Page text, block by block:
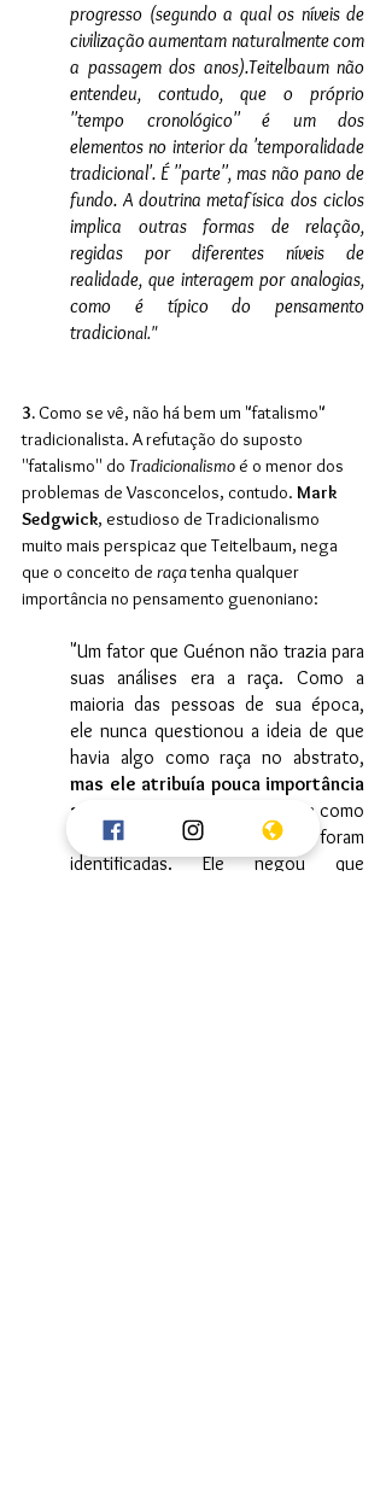
progresso (segundo a qual os níveis de
civilização aumentam naturalmente com
a passagem dos anos).Teitelbaum não
entendeu, contudo, que o próprio
''tempo cronológico'' é um dos
elementos no interior da 'temporalidade
tradicional'. É ''parte'', mas não pano de
fundo. A doutrina metafísica dos ciclos
implica outras formas de relação,
regidas por diferentes níveis de
realidade, que interagem por analogias,
como é típico do pensamento
tradicional."
3. Como se vê, não há bem um "fatalismo"
tradicionalista. A refutação do suposto
''fatalismo'' do Tradicionalismo é o menor dos
problemas de Vasconcelos, contudo. Mark
Sedgwick, estudioso de Tradicionalismo
muito mais perspicaz que Teitelbaum, nega
que o conceito de raça tenha qualquer
importância no pensamento guenoniano:
"Um fator que Guénon não trazia para
suas análises era a raça. Como a
maioria das pessoas de sua época,
ele nunca questionou a ideia de que
mas ele atribuía pouca importância
a isso
, e questionava a maneira como
certas raças específicas foram
identificadas. Ele negou que